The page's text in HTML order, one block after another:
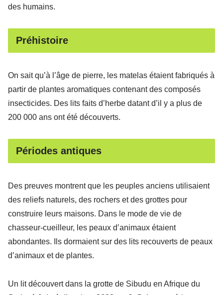
des humains.
Préhistoire
On sait qu’à l’âge de pierre, les matelas étaient fabriqués à
partir de plantes aromatiques contenant des composés
insecticides. Des lits faits d’herbe datant d’il y a plus de
200 000 ans ont été découverts.
Périodes antiques
Des preuves montrent que les peuples anciens utilisaient
des reliefs naturels, des rochers et des grottes pour
construire leurs maisons. Dans le mode de vie de
chasseur-cueilleur, les peaux d’animaux étaient
abondantes. Ils dormaient sur des lits recouverts de peaux
d’animaux et de plantes.
Un lit découvert dans la grotte de Sibudu en Afrique du